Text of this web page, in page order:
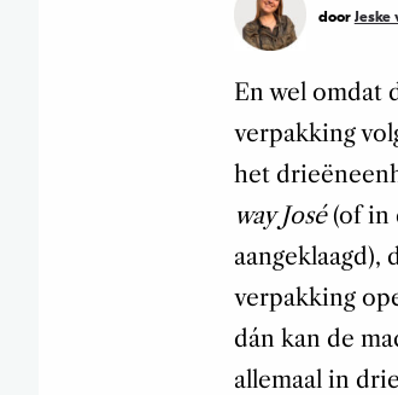
door Jeske
En wel omdat
verpakking
het
way José (of in
aangeklaagd),
verpakking
dán kan de
allemaal in